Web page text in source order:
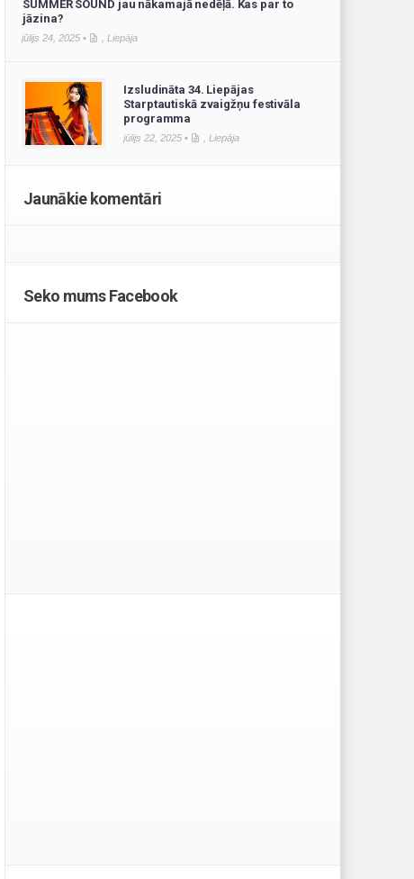
SUMMER SOUND jau nākamajā nedēļā. Kas par to
jāzina?
jūlijs 24, 2025 • ,Liepāja
Izsludināta 34. Liepājas
Starptautiskā zvaigžņu festivāla
programma
jūlijs 22, 2025 • ,Liepāja
Jaunākie komentāri
Seko mums Facebook